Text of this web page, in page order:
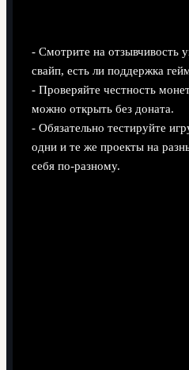
- Смотрите на отзывчивость
свайп, есть ли поддержка
- Проверяйте честность
можно открыть без доната.
- Обязательно тестируйте
одни и те же проекты на
себя по-разному.